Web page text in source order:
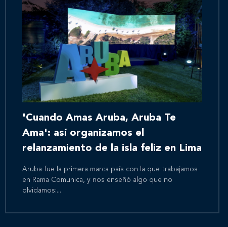
'Cuando Amas Aruba, Aruba Te
Ama': así organizamos el
relanzamiento de la isla feliz en Lima
Aruba fue la primera marca país con la que trabajamos
en Rama Comunica, y nos enseñó algo que no
olvidamos:...